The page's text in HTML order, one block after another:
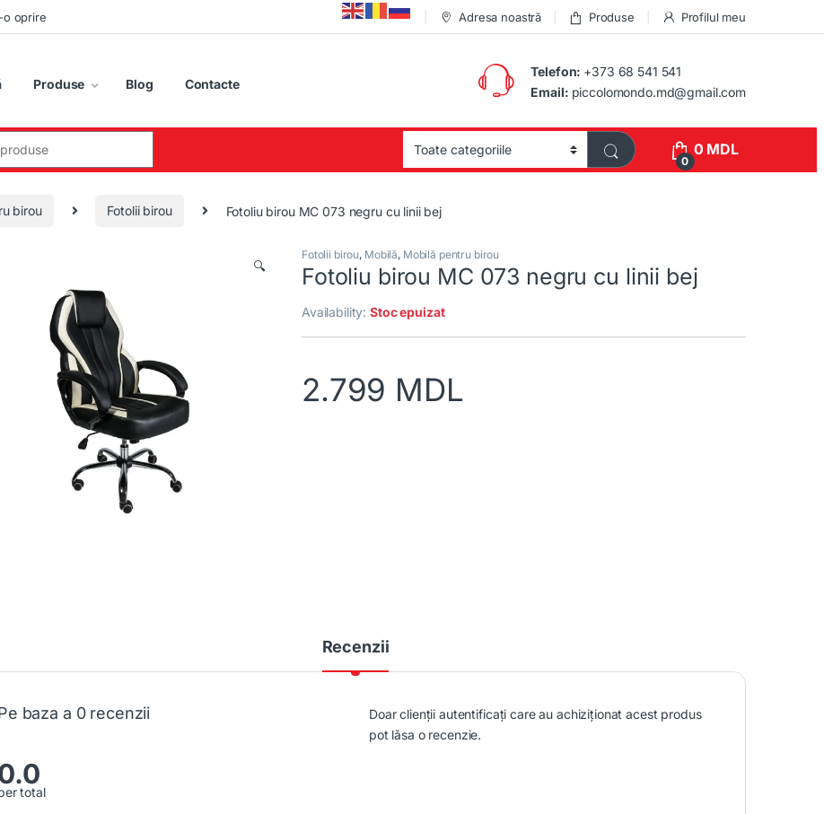
o oprire Adresa noastră Produse Profilul meu
Produse Blog Contacte
Telefon: +373 68 541 541
Email: piccolomondo.md@gmail.com
0
0 MDL
birou Fotolii birou Fotoliu birou MC 073 negru cu linii bej
🔍
Fotolii birou, Mobilă, Mobilă pentru birou
Fotoliu birou MC 073 negru cu linii bej
Availability:Stoc epuizat
2.799 MDL
Recenzii
baza a 0 recenzii
total
Doar clienții autentificați care au achiziționat acest produs
pot lăsa o recenzie.